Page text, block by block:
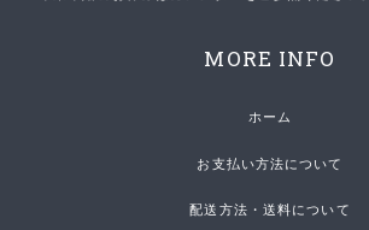
MORE INFO
ホーム
お支払い方法について
配送方法・送料について